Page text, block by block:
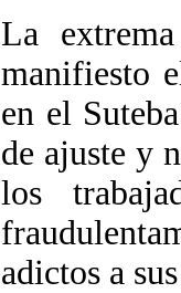
La
manifiesto
en el
de ajuste y
los
adictos a